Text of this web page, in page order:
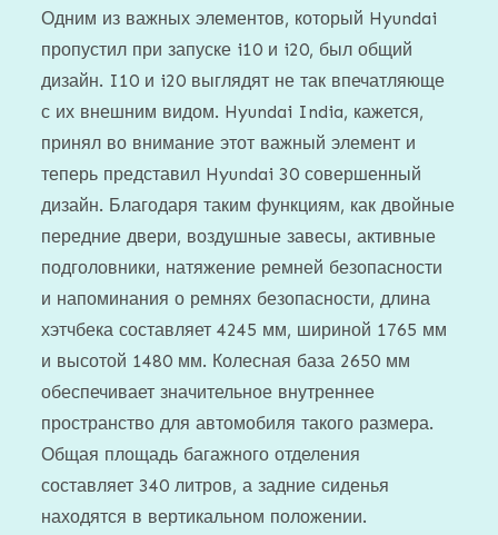
Одним из важных элементов, который Hyundai
пропустил при запуске i10 и i20, был общий
дизайн. I10 и i20 выглядят не так впечатляюще
с их внешним видом. Hyundai India, кажется,
принял во внимание этот важный элемент и
теперь представил Hyundai 30 совершенный
дизайн. Благодаря таким функциям, как двойные
передние двери, воздушные завесы, активные
подголовники, натяжение ремней безопасности
и напоминания о ремнях безопасности, длина
хэтчбека составляет 4245 мм, шириной 1765 мм
и высотой 1480 мм. Колесная база 2650 мм
обеспечивает значительное внутреннее
пространство для автомобиля такого размера.
Общая площадь багажного отделения
составляет 340 литров, а задние сиденья
находятся в вертикальном положении.